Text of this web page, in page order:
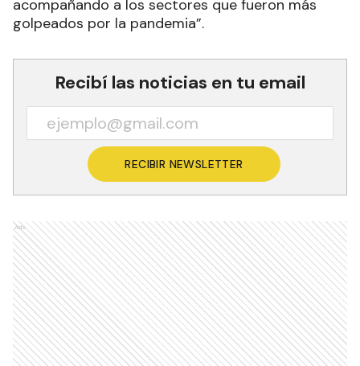
acompañando a los sectores que fueron más
golpeados por la pandemia”.
Recibí las noticias en tu email
RECIBIR NEWSLETTER
Ads